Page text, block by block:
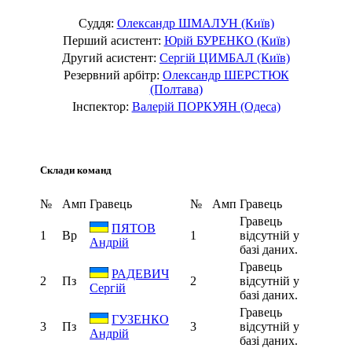
Суддя: Олександр ШМАЛУН (Київ)
Перший асистент: Юрій БУРЕНКО (Київ)
Другий асистент: Сергій ЦИМБАЛ (Київ)
Резервний арбітр: Олександр ШЕРСТЮК
(Полтава)
Інспектор: Валерій ПОРКУЯН (Одеса)
Склади команд
№ Амп Гравець № Амп Гравець
1 Вр
ПЯТОВ
Андрій
1
Гравець
відсутній у
базі даних.
2 Пз
РАДЕВИЧ
Сергій
2
Гравець
відсутній у
базі даних.
3 Пз
ГУЗЕНКО
Андрій
3
Гравець
відсутній у
базі даних.